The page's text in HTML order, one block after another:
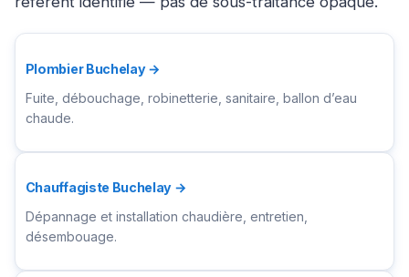
Plombier Buchelay →
Fuite, débouchage, robinetterie, sanitaire, ballon d’eau
chaude.
Chauffagiste Buchelay →
Dépannage et installation chaudière, entretien,
désembouage.